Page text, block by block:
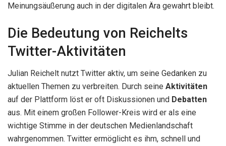
Meinungsäußerung auch in der digitalen Ära gewahrt bleibt.
Die Bedeutung von Reichelts
Twitter-Aktivitäten
Julian Reichelt nutzt Twitter aktiv, um seine Gedanken zu
aktuellen Themen zu verbreiten. Durch seine Aktivitäten
auf der Plattform löst er oft Diskussionen und Debatten
aus. Mit einem großen Follower-Kreis wird er als eine
wichtige Stimme in der deutschen Medienlandschaft
wahrgenommen. Twitter ermöglicht es ihm, schnell und